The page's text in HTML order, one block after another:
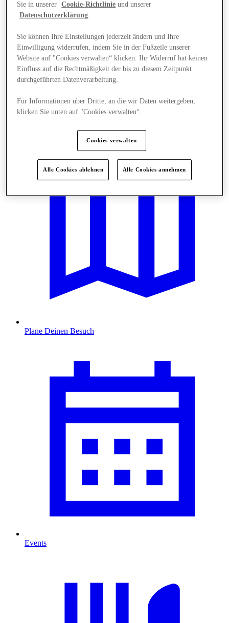
Plane Deinen Besuch
Events
Sie in unserer
Cookie-Richtlinie und unserer
Datenschutzerklärung.
Sie können Ihre Einstellungen jederzeit ändern und Ihre
Einwilligung widerrufen, indem Sie in der Fußzeile unserer
Website auf "Cookies verwalten“ klicken. Ihr Widerruf hat keinen
Einfluss auf die Rechtmäßigkeit der bis zu diesem Zeitpunkt
durchgeführten Datenverarbeitung.
Für Informationen über Dritte, an die wir Daten weitergeben,
klicken Sie unten auf "Cookies verwalten“.
Cookies verwalten
Alle Cookies ablehnen Alle Cookies annehmen